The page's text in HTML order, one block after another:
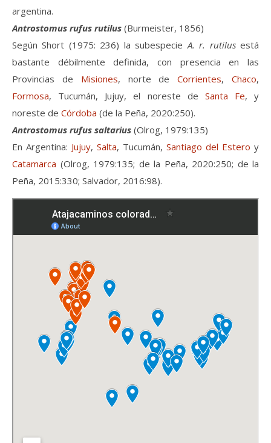
argentina.
Antrostomus rufus rutilus (Burmeister, 1856)
Según Short (1975: 236) la subespecie A. r. rutilusestá
bastante débilmente definida, con presencia en las
Provincias de Misiones, norte deCorrientes,Chaco,
Formosa, Tucumán, Jujuy, el noreste de Santa Fe, y
noreste de Córdoba (de la Peña, 2020:250).
Antrostomus rufus saltarius (Olrog, 1979:135)
En Argentina: Jujuy, Salta, Tucumán, Santiago del Estero y
Catamarca (Olrog, 1979:135; de la Peña, 2020:250; de la
Peña, 2015:330; Salvador, 2016:98).